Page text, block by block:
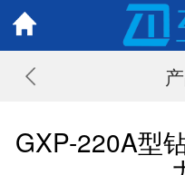
GXP-220A型